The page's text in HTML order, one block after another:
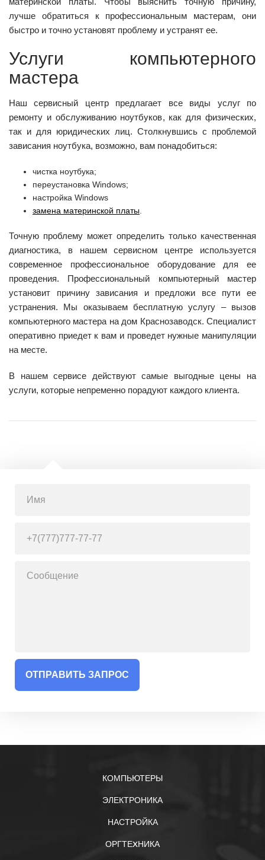
лучше обратиться к профессиональным мастерам, они
быстро и точно установят проблему и устранят ее.
Услуги компьютерного
мастера
Наш сервисный центр предлагает все виды услуг по
ремонту и обслуживанию ноутбуков, как для физических,
так и для юридических лиц. Столкнувшись с проблемой
зависания ноутбука, возможно, вам понадобиться:
чистка ноутбука;
переустановка Windows;
настройка Windows
замена материнской платы
Точную проблему может определить только качественная
диагностика, в нашем сервисном центре используется
современное профессиональное оборудование для ее
проведения. Профессиональный компьютерный мастер
установит причину зависания и предложи все пути ее
устранения. Мы оказываем бесплатную услугу – вызов
компьютерного мастера на дом Краснозаводск. Специалист
оперативно приедет к вам и проведет нужные манипуляции
на месте.
В нашем сервисе действуют самые выгодные цены на
услуги, которые непременно порадуют каждого клиента.
ОТПРАВИТЬ ЗАПРОС
КОМПЬЮТЕРЫ
ЭЛЕКТРОНИКА
НАСТРОЙКА
ОРГТЕXНИКА